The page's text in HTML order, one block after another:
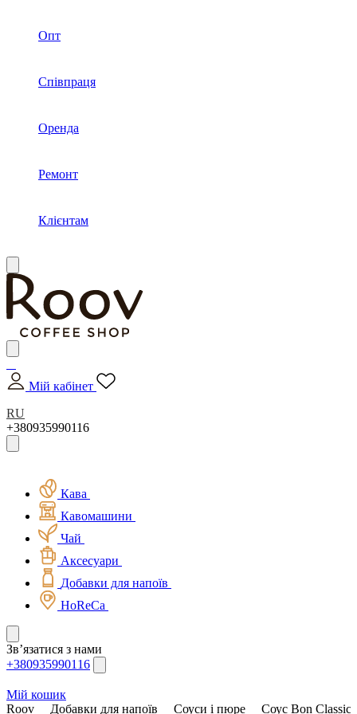
Опт
Співпраця
Оренда
Ремонт
Клієнтам
Мій кабінет
RU
+380935990116
Кава
Кавомашини
Чай
Аксесуари
Добавки для напоїв
HoReCa
Зв’язатися з нами
+380935990116
Мій кошик
Roov
Добавки для напоїв Соуси і пюре Соус Bon Classic